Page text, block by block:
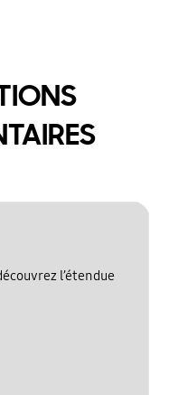
l’étendue